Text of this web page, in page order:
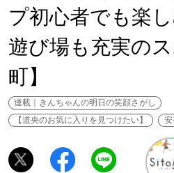
食べる
出かける
暮らす
プ初心者でも楽
遊び場も充実の
町】
連載｜きんちゃんの明日の笑顔さがし
【道央のお気に入りを見つけたい】
安